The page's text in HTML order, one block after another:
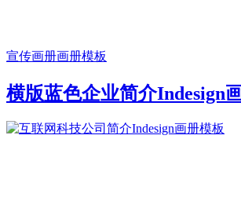
宣传画册画册模板
横版蓝色企业简介Indesign